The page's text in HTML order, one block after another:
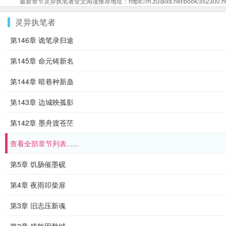
灵异执笔者
第146章 诡笔录归途
第145章 命元铸新名
第144章 暗巷种新蛊
第143章 边城映孤影
第142章 墨舟渡苍茫
查看全部章节列表......
第5章 饥肠催墨砚
第4章 夜雨叩柴扉
第3章 旧志压新魂